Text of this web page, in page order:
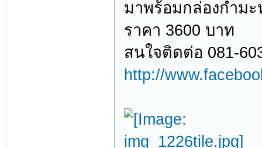
มาพร้อมกล่องกำม
ราคา 3600 บาท
สนใจติดต่อ 081-
http://